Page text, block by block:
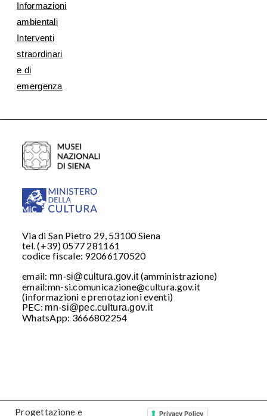
Informazioni
ambientali
Interventi
straordinari
e di
emergenza
Via di San Pietro 29, 53100 Siena
tel. (+39) 0577 281161
codice fiscale: 92066170520
email: mn-si@cultura.gov.it(amministrazione)
email:mn-si.comunicazione@cultura.gov.it
(informazioni e prenotazioni eventi)
PEC: mn-si@pec.cultura.gov.it
WhatsApp: 3666802254
Progettazione e Privacy Policy